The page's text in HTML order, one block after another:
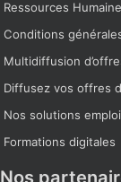
Ressources
Conditions
Multidiffusion
Diffusez vos offres
Nos solutions emploi
Formations digitales
Nos